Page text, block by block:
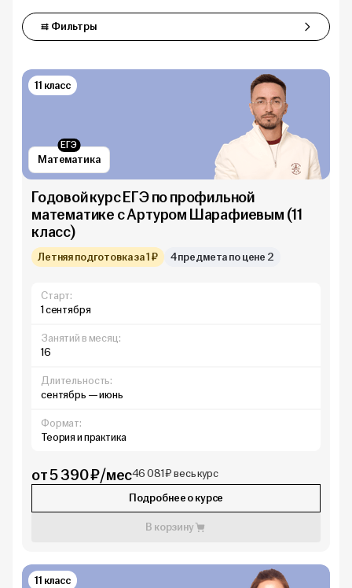
ФильтрыФильтры
Математика
ЕГЭ
11 класс
Годовой курс ЕГЭ по профильной
математике с Артуром Шарафиевым (11
класс)
Летняя подготовка за 1 ₽ 4 предмета по цене 2
Старт:
1 сентября
Занятий в месяц:
16
Длительность:
сентябрь — июнь
Формат:
Теория и практика
от 5 390 ₽/мес46 081 ₽ весь курс
Подробнее о курсе
В корзину
11 класс